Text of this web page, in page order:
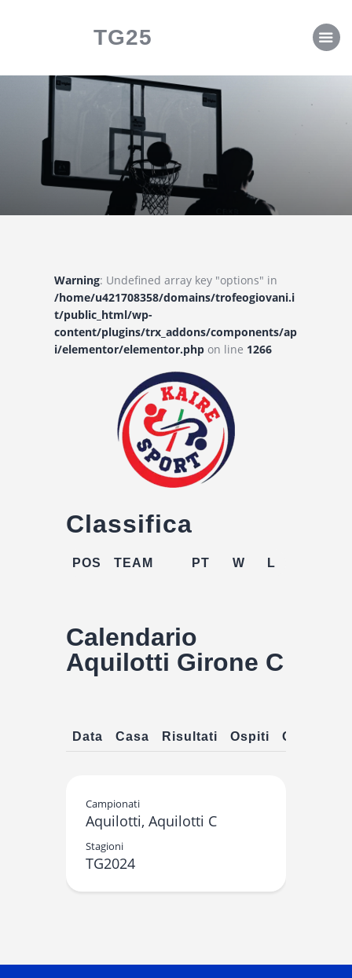
TG25
CALENDARI
Warning: Undefined array key "options" in
/home/u421708358/domains/trofeogiovani.i
t/public_html/wp-
content/plugins/trx_addons/components/ap
i/elementor/elementor.php on line 1266
Classifica
POS TEAM PT W L
Calendario
Aquilotti Girone C
Data Casa Risultati Ospiti Ora
Campionati
Aquilotti, Aquilotti C
Stagioni
TG2024